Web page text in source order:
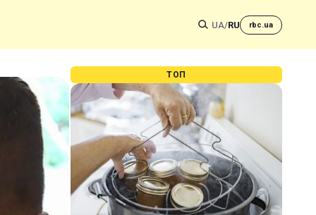
UA/RU rbc.ua
ТОП